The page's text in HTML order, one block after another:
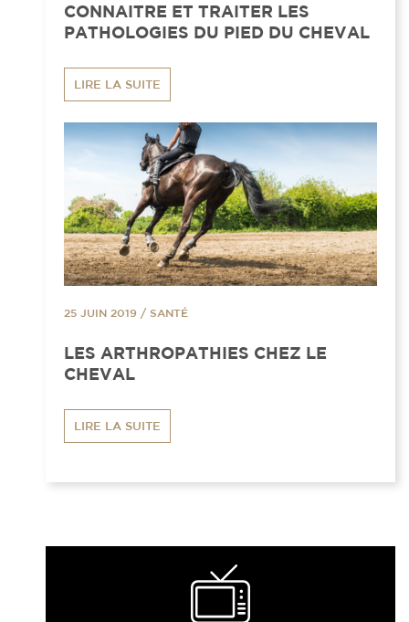
CONNAITRE ET TRAITER LES
PATHOLOGIES DU PIED DU CHEVAL
LIRE LA SUITE
25 JUIN 2019 / SANTÉ
LES ARTHROPATHIES CHEZ LE
CHEVAL
LIRE LA SUITE